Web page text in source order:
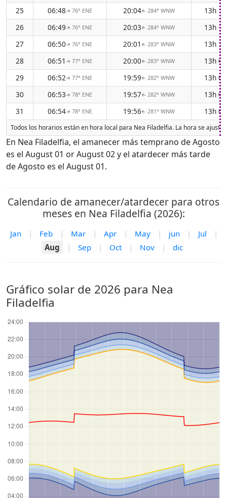
25 06:48↑ 76° ENE 20:04↑ 284° WNW
13h
26
06:49↑ 76° ENE 20:03↑ 284° WNW
13h
27
06:50↑ 76° ENE 20:01 ↑ 283° WNW
13h
28
06:51 ↑ 77° ENE 20:00↑ 283° WNW
13h
29
06:52↑ 77° ENE 19:59↑ 282° WNW
13h
30
06:53↑ 78° ENE 19:57↑ 282° WNW
13h
31
06:54↑ 78° ENE 19:56↑ 281° WNW 13h
Todos los horarios están en hora local para Nea Filadelfia. La hora se
En Nea Filadelfia, el amanecer más temprano de Agosto
es el August 01 or August 02 y el atardecer más tarde
de Agosto es el August 01.
Calendario de amanecer/atardecer para otros
meses en Nea Filadelfia (2026):
Jan | Feb | Mar | Apr | May | jun | Jul
|
Aug
| Sep | Oct | Nov | dic
Gráfico solar de 2026 para Nea
Filadelfia